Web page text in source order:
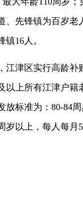
、先锋镇为百岁老
镇16人。
江津区实行高龄补
以上所有江津户
放标准为：80-84
岁以上，每人每月